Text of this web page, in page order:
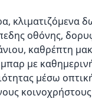
κλιματιζόμενα
οθόνης,
καθρέπτη
με
μέσω